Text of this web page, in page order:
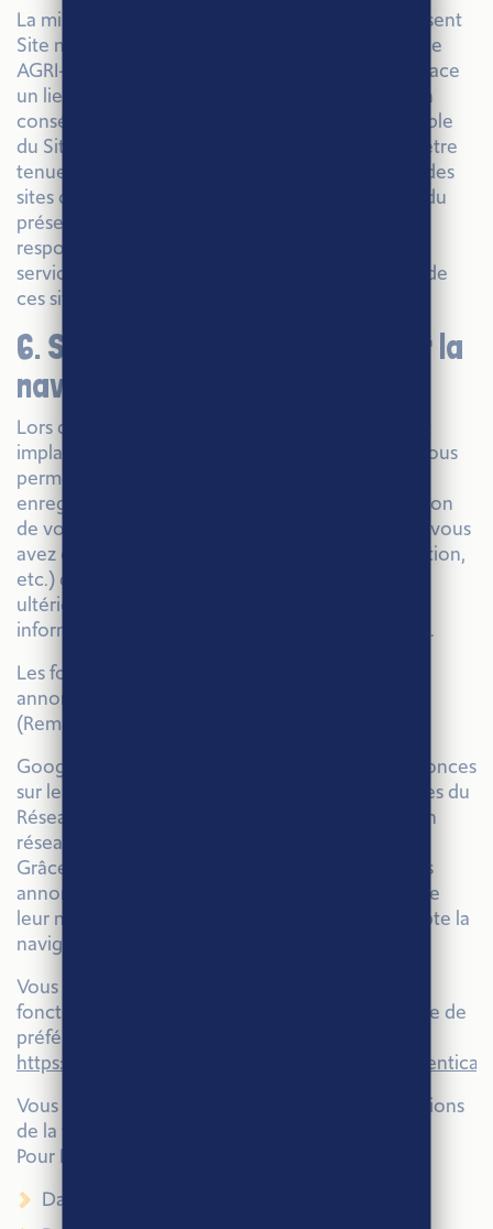
La mise en place d’un lien hypertexte vers le présent
Site nécessite une autorisation préalable écrite de
AGRI-ÉTHIQUE®. Si vous souhaitez mettre en place
un lien hypertexte vers notre Site, vous devez en
conséquence prendre contact avec le Responsable
du Site. AGRI-ÉTHIQUE® ne peut en aucun cas être
tenue pour responsable de la mise à disposition des
sites qui font l’objet d’un lien hypertexte à partir du
présent Site et ne peut supporter aucune
responsabilité sur le contenu, les produits, les
services, etc. disponibles sur ces sites ou à partir de
ces sites.
6. Stockage d’informations sur la
navigation
Lors de la navigation sur le Site, des cookies sont
implantés dans votre ordinateur. Un cookie ne nous
permet pas de vous identifier : en revanche, il
enregistre des informations relatives à la navigation
de votre ordinateur sur notre site (les pages que vous
avez consultées, la date et l’heure de la consultation,
etc.) que nous pourrons lire lors de vos visites
ultérieures. La durée de conservation de ces
informations dans votre ordinateur est de 3 mois.
Les fonctionnalités de Google Analytics pour les
annonceurs sont activées pour sur ce site
(Remarketing).
Google utilise des cookies pour diffuser nos annonces
sur le réseau de recherche Google, les partenaires du
Réseau de recherche ainsi que sur les sites de son
réseau Display.
Grâce au cookie DoubleClick, Google adapte les
annonces diffusées aux utilisateurs en fonction de
leur navigation sur notre site et prenant en compte la
navigation multi-appareils.
Vous pouvez désactiver l’utilisation de cette
fonctionnalité en vous rendant sur le gestionnaire de
préférences pour les annonces.
https://www.google.com/settings/u/0/ads/
Vous pouvez effacer manuellement ces informations
de la façon suivante :
Pour Microsoft internet explorer 7.0 et suivant:
Dans la barre de menu, choisir le menu outils;